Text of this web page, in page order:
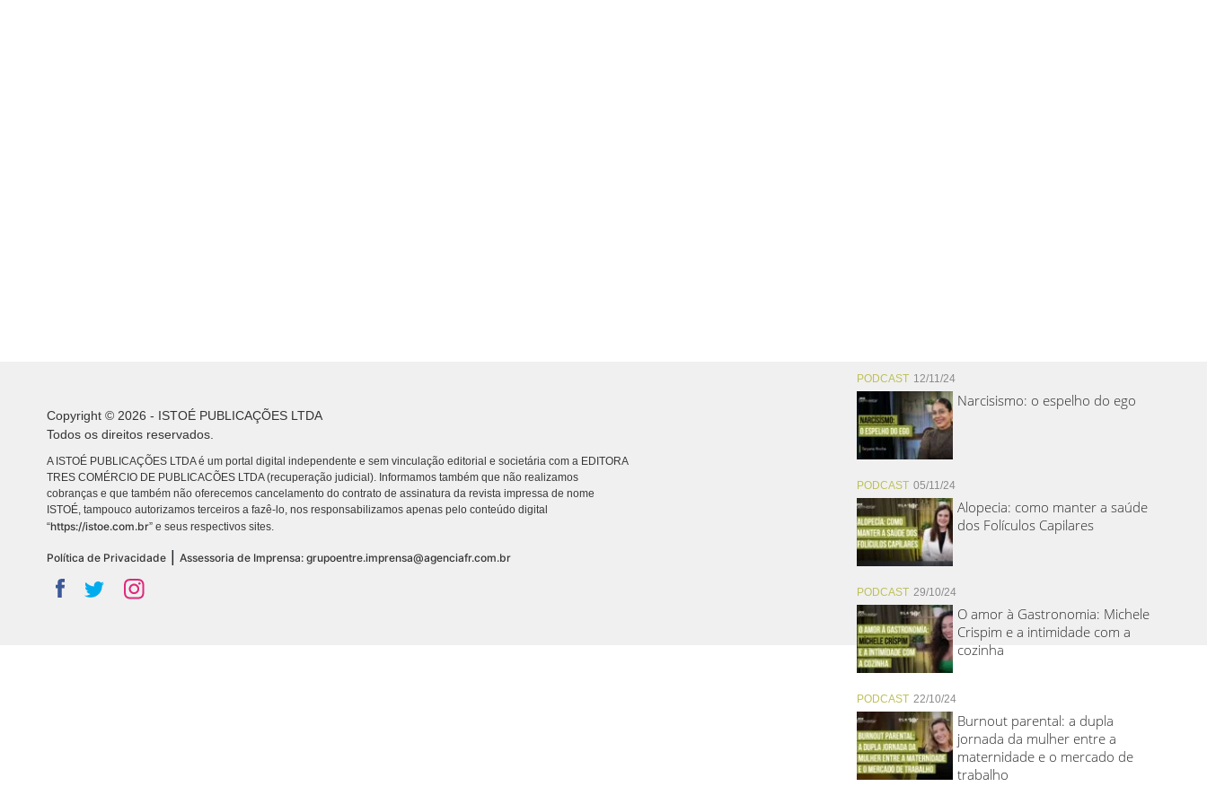
PODCAST 12/11/24
Narcisismo: o espelho do ego
PODCAST 05/11/24
Alopecia: como manter a saúde
dos Folículos Capilares
PODCAST 29/10/24
O amor à Gastronomia: Michele
Crispim e a intimidade com a
cozinha
PODCAST 22/10/24
Burnout parental: a dupla
jornada da mulher entre a
maternidade e o mercado de
trabalho
Copyright © 2026 - ISTOÉ PUBLICAÇÕES LTDA
Todos os direitos reservados.
A ISTOÉ PUBLICAÇÕES LTDA é um portal digital independente e sem vinculação editorial e societária com a EDITORA
TRES COMÉRCIO DE PUBLICACÕES LTDA (recuperação judicial). Informamos também que não realizamos
cobranças e que também não oferecemos cancelamento do contrato de assinatura da revista impressa de nome
ISTOÉ, tampouco autorizamos terceiros a fazê-lo, nos responsabilizamos apenas pelo conteúdo digital
“https://istoe.com.br” e seus respectivos sites.
Política de Privacidade Assessoria de Imprensa: grupoentre.imprensa@agenciafr.com.br